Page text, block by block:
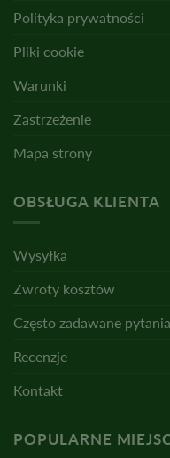
Polityka prywatności
Pliki cookie
Warunki
Zastrzeżenie
Mapa strony
OBSŁUGA KLIENTA
Wysyłka
Zwroty kosztów
Często zadawane pytania
Recenzje
Kontakt
POPULARNE